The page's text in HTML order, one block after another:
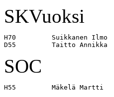
SKVuoksi
H70         Suikkanen
SOC